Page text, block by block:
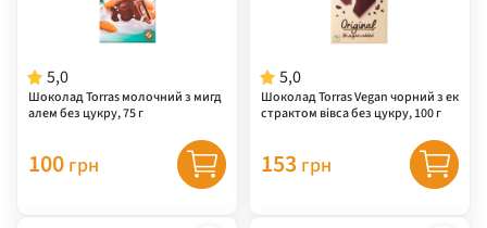
5,0
Шоколад Torras молочний з мигд
алем без цукру, 75 г
100 грн
5,0
Шоколад Torras Vegan чорний з ек
страктом вівса без цукру, 100 г
153 грн